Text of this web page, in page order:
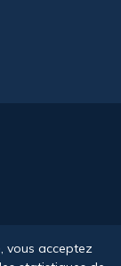
vous acceptez